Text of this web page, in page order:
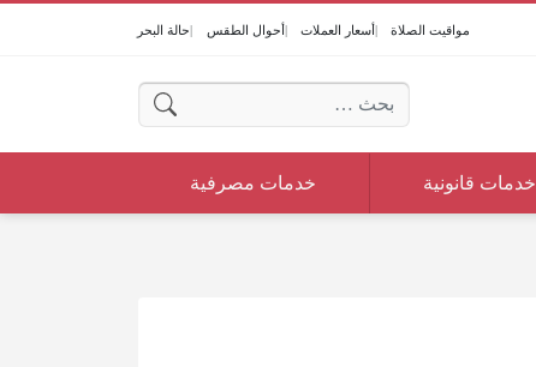
مواقيت الصلاة أسعار العملات أحوال الطقس حالة البحر
البحث عن:
خدمات قانونية خدمات مصرفية